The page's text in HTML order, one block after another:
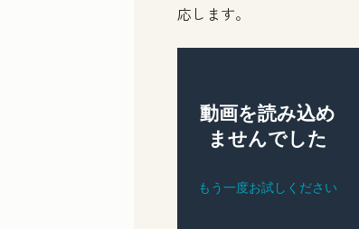
応します。